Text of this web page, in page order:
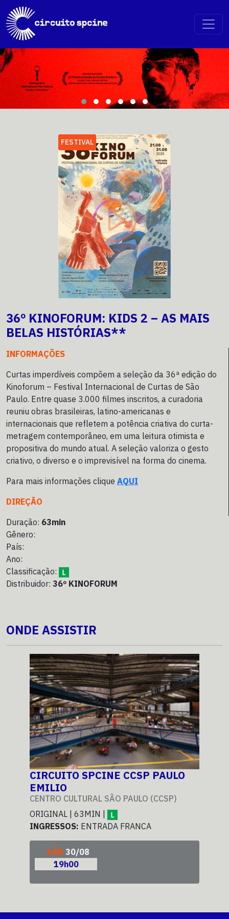
FESTIVAL
36º KINOFORUM: KIDS 2 – AS MAIS
BELAS HISTÓRIAS**
INFORMAÇÕES
Curtas imperdíveis compõem a seleção da 36ª edição do
Kinoforum – Festival Internacional de Curtas de São
Paulo. Entre quase 3.000 filmes inscritos, a curadoria
reuniu obras brasileiras, latino-americanas e
internacionais que refletem a potência criativa do curta-
metragem contemporâneo, em uma leitura otimista e
propositiva do mundo atual. A seleção valoriza o gesto
criativo, o diverso e o imprevisível na forma do cinema.
Para mais informações clique AQUI
DIREÇÃO
Duração: 63min
Gênero:
País:
Ano:
Classificação:
Distribuidor: 36º KINOFORUM
ONDE ASSISTIR
CIRCUITO SPCINE CCSP PAULO
EMILIO
CENTRO CULTURAL SÃO PAULO (CCSP)
ORIGINAL | 63MIN |
INGRESSOS: ENTRADA FRANCA
SÁB 30/08
19h00